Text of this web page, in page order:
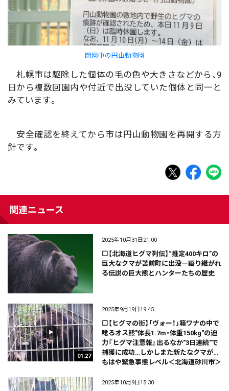
閉園中の円山動物園
札幌市は駆除した個体の毛の色や大きさなどから、9
日から複数回園内や付近で出没していた個体と同一と
みています。
安全確認を終えてから市は円山動物園を再開する方
針です。
関連ニュース
2025年10月31日21:00
⬜【北海道ヒグマ列伝】“推定400キロ”の
巨大なクマが苫前町に出没―語り継がれ
る伝説の巨大熊とハンターたちの歴史
01:27
2025年9月19日19:45
⬜【ヒグマの街】「ヴォー！」箱ワナの中で
唸るオス熊"体長1.7m・体重150kg"の迫
力『ヒグマ注意報』出るなか"3日連続"で
捕獲に成功…しかしまた新たなクマが…
もはや緊急事態レベル＜北海道砂川市＞
2025年10月9日15:30